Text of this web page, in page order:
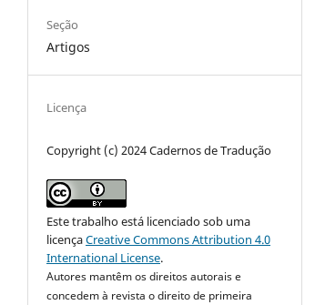
Seção
Artigos
Licença
Copyright (c) 2024 Cadernos de Tradução
Este trabalho está licenciado sob uma
licençaCreative Commons Attribution 4.0
International License.
Autores mantêm os direitos autorais e
concedem à revista o direito de primeira